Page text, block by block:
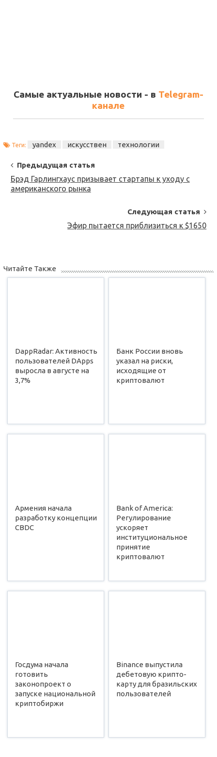
Самые актуальные новости - в Telegram-
канале
Теги: yandex искусствен технологии
Post
Navigation
Предыдущая статья
Брэд Гарлингхаус призывает стартапы к уходу с
американского рынка
Следующая статья
Эфир пытается приблизиться к $1650
Читайте Также
DappRadar: Активность
пользователей DApps
выросла в августе на
3,7%
Банк России вновь
указал на риски,
исходящие от
криптовалют
Армения начала
разработку концепции
CBDC
Bank of America:
Регулирование
ускоряет
институциональное
принятие
криптовалют
Госдума начала
готовить
законопроект о
запуске национальной
криптобиржи
Binance выпустила
дебетовую крипто-
карту для бразильских
пользователей